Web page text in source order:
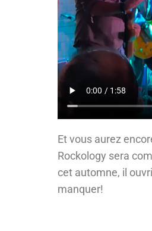
Et vous aurez
Rockology sera
cet automne, il
manquer!